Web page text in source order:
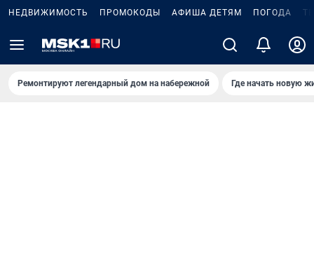
НЕДВИЖИМОСТЬ ПРОМОКОДЫ АФИША ДЕТЯМ ПОГОДА
Ремонтируют легендарный дом на набережной Где начать новую